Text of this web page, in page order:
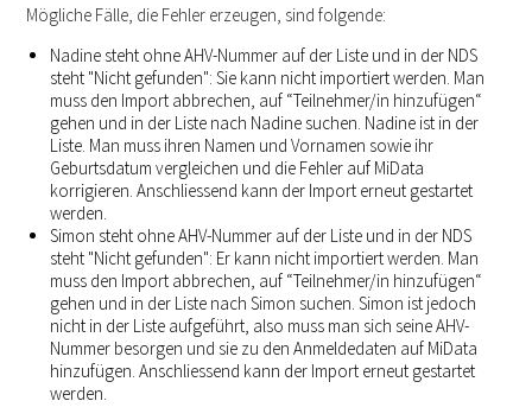
Mögliche Fälle, die Fehler erzeugen, sind folgende:
Nadine steht ohne AHV-Nummer auf der Liste und in der NDS
steht "Nicht gefunden": Sie kann nicht importiert werden. Man
muss den Import abbrechen, auf “Teilnehmer/in hinzufügen“
gehen und in der Liste nach Nadine suchen. Nadine ist in der
Liste. Man muss ihren Namen und Vornamen sowie ihr
Geburtsdatum vergleichen und die Fehler auf MiData
korrigieren. Anschliessend kann der Import erneut gestartet
werden.
Simon steht ohne AHV-Nummer auf der Liste und in der NDS
steht "Nicht gefunden": Er kann nicht importiert werden. Man
muss den Import abbrechen, auf “Teilnehmer/in hinzufügen“
gehen und in der Liste nach Simon suchen. Simon ist jedoch
nicht in der Liste aufgeführt, also muss man sich seine AHV-
Nummer besorgen und sie zu den Anmeldedaten auf MiData
hinzufügen. Anschliessend kann der Import erneut gestartet
werden.